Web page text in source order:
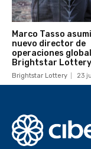
Marco Tasso
nuevo director de
operaciones
Brightstar Lottery
Brightstar Lottery 23